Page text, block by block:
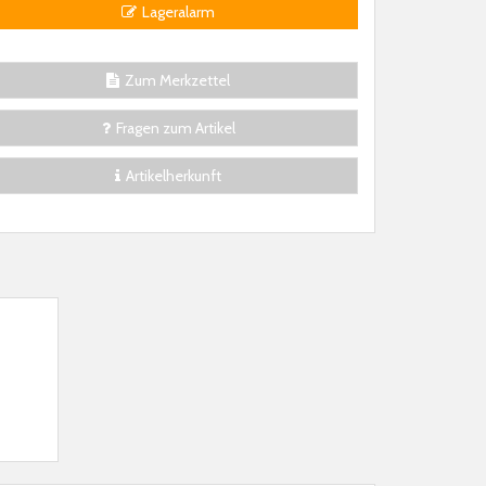
Lageralarm
Zum Merkzettel
Fragen zum Artikel
Artikelherkunft